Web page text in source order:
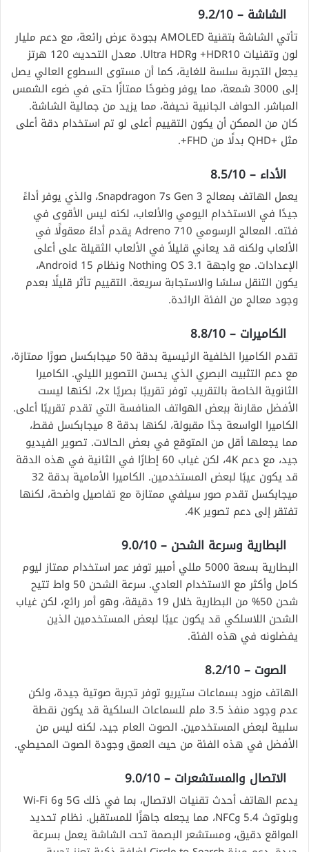
الشاشة – 9.2/10
تأتي الشاشة بتقنية AMOLED بجودة عرض رائعة، مع دعم مليار
لون وتقنيات HDR10+ وUltra HDR. معدل التحديث 120 هرتز
يجعل التجربة سلسة للغاية، كما أن مستوى السطوع العالي يصل
إلى 3000 شمعة، مما يوفر وضوحًا ممتازًا حتى في ضوء الشمس
المباشر. الحواف الجانبية نحيفة، مما يزيد من جمالية الشاشة.
كان من الممكن أن يكون التقييم أعلى لو تم استخدام دقة أعلى
مثل +QHD بدلًا من FHD+.
الأداء – 8.5/10
يعمل الهاتف بمعالج Snapdragon 7s Gen 3، والذي يوفر أداءً
جيدًا في الاستخدام اليومي والألعاب، لكنه ليس الأقوى في
فئته. المعالج الرسومي Adreno 710 يقدم أداءً معقولًا في
الألعاب ولكنه قد يعاني قليلاً في الألعاب الثقيلة على أعلى
الإعدادات. مع واجهة Nothing OS 3.1 ونظام Android 15،
يكون التنقل سلسًا والاستجابة سريعة. التقييم تأثر قليلًا بعدم
وجود معالج من الفئة الرائدة.
الكاميرات – 8.8/10
تقدم الكاميرا الخلفية الرئيسية بدقة 50 ميجابكسل صورًا ممتازة،
مع دعم التثبيت البصري الذي يحسن التصوير الليلي. الكاميرا
الثانوية الخاصة بالتقريب توفر تقريبًا بصريًا 2x، لكنها ليست
الأفضل مقارنة ببعض الهواتف المنافسة التي تقدم تقريبًا أعلى.
الكاميرا الواسعة جدًا مقبولة، لكنها بدقة 8 ميجابكسل فقط،
مما يجعلها أقل من المتوقع في بعض الحالات. تصوير الفيديو
جيد، مع دعم 4K، لكن غياب 60 إطارًا في الثانية في هذه الدقة
قد يكون عيبًا لبعض المستخدمين. الكاميرا الأمامية بدقة 32
ميجابكسل تقدم صور سيلفي ممتازة مع تفاصيل واضحة، لكنها
تفتقر إلى دعم تصوير 4K.
البطارية وسرعة الشحن – 9.0/10
البطارية بسعة 5000 مللي أمبير توفر عمر استخدام ممتاز ليوم
كامل وأكثر مع الاستخدام العادي. سرعة الشحن 50 واط تتيح
شحن 50% من البطارية خلال 19 دقيقة، وهو أمر رائع، لكن غياب
الشحن اللاسلكي قد يكون عيبًا لبعض المستخدمين الذين
يفضلونه في هذه الفئة.
الصوت – 8.2/10
الهاتف مزود بسماعات ستيريو توفر تجربة صوتية جيدة، ولكن
عدم وجود منفذ 3.5 ملم للسماعات السلكية قد يكون نقطة
سلبية لبعض المستخدمين. الصوت العام جيد، لكنه ليس من
الأفضل في هذه الفئة من حيث العمق وجودة الصوت المحيطي.
الاتصال والمستشعرات – 9.0/10
يدعم الهاتف أحدث تقنيات الاتصال، بما في ذلك 5G وWi-Fi 6
وبلوتوث 5.4 وNFC، مما يجعله جاهزًا للمستقبل. نظام تحديد
المواقع دقيق، ومستشعر البصمة تحت الشاشة يعمل بسرعة